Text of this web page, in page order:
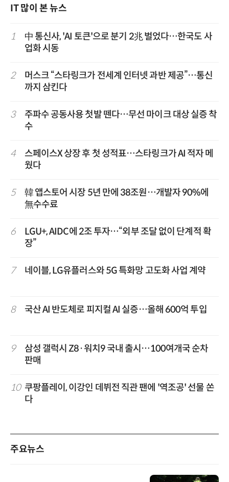
IT 많이 본 뉴스
1
中 통신사, 'AI 토큰'으로 분기 2兆 벌었다…한국도 사
업화 시동
2
머스크 “스타링크가 전세계 인터넷 과반 제공”…통신
까지 삼킨다
3
주파수 공동사용 첫발 뗀다…무선 마이크 대상 실증 착
수
4
스페이스X 상장 후 첫 성적표…스타링크가 AI 적자 메
웠다
5
韓 앱스토어 시장 5년 만에 38조원…개발자 90%에
無수수료
6
LGU+, AIDC에 2조 투자…“외부 조달 없이 단계적 확
장”
7 네이블, LG유플러스와 5G 특화망 고도화 사업 계약
8 국산 AI 반도체로 피지컬 AI 실증…올해 600억 투입
9
삼성 갤럭시 Z8·워치9 국내 출시…100여개국 순차
판매
10 쿠팡플레이, 이강인 데뷔전 직관 팬에 '역조공' 선물 쏜
다
주요뉴스